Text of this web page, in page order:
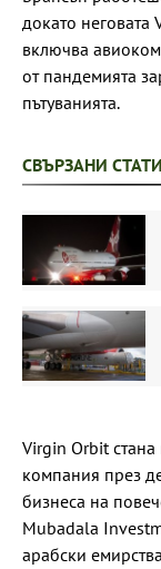
докато
включва
от пандемията
пътуванията.
СВЪРЗАНИ
Virgin Orbit стана
компания през
бизнеса на
Mubadala
арабски